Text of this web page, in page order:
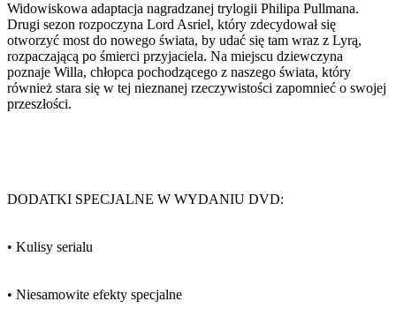
Widowiskowa adaptacja nagradzanej trylogii Philipa Pullmana.
Drugi sezon rozpoczyna Lord Asriel, który zdecydował się
otworzyć most do nowego świata, by udać się tam wraz z Lyrą,
rozpaczającą po śmierci przyjaciela. Na miejscu dziewczyna
poznaje Willa, chłopca pochodzącego z naszego świata, który
również stara się w tej nieznanej rzeczywistości zapomnieć o swojej
przeszłości.
DODATKI SPECJALNE W WYDANIU DVD:
• Kulisy serialu
• Niesamowite efekty specjalne